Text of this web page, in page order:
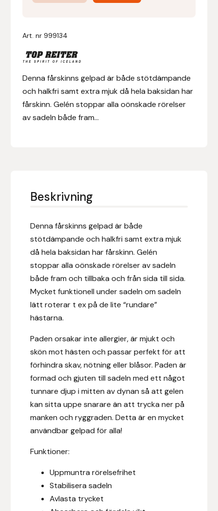
med
Art. nr999134
Denna fårskinns gelpad är både stötdämpande
och halkfri samt extra mjuk då hela baksidan har
fårskinn. Gelén stoppar alla oönskade rörelser
av sadeln både fram...
Beskrivning
Denna fårskinns gelpad är både
stötdämpande och halkfri samt extra mjuk
då hela baksidan har fårskinn. Gelén
stoppar alla oönskade rörelser av sadeln
både fram och tillbaka och från sida till sida.
Mycket funktionell under sadeln om sadeln
lätt roterar t ex på de lite “rundare”
hästarna.
Paden orsakar inte allergier, är mjukt och
skön mot hästen och passar perfekt för att
förhindra skav, nötning eller blåsor.Paden är
formad och gjuten till sadeln med ett något
tunnare djup i mitten av dynan så att gelen
kan sitta uppe snarare än att trycka ner på
manken och ryggraden.Detta är en mycket
användbar gelpad för alla!
Funktioner:
Uppmuntra rörelsefrihet
Stabilisera sadeln
Avlasta trycket
Dy’on
E.A. Mattes
Eldorado
Epona bokförlag
Equality Line
EQUES
EQUES | KINGSLAND
Eric LeTixerant
Eskadron
Eyjólfur Ísólfsson
Fákur Rideudstyr